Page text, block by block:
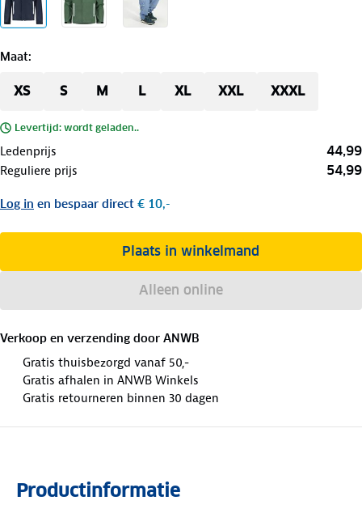
Maat:
XS S M L XL XXL XXXL
Levertijd: wordt geladen..
Ledenprijs 44,99
Reguliere prijs 54,99
Log in en bespaar direct € 10,-
Plaats in winkelmand
Alleen online
Verkoop en verzending door ANWB
Gratis thuisbezorgd vanaf 50,-
Gratis afhalen in ANWB Winkels
Gratis retourneren binnen 30 dagen
Productinformatie